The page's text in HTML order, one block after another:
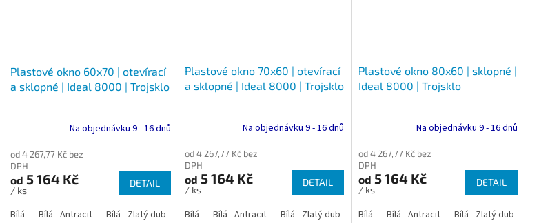
Bílá - Tmavý dub Bílá - Ořech Bílá - Mahagon Antracit Zlatý dub Tmavý dub Ořech Mahagon
Plastové okno 60x70 | otevírací
a sklopné | Ideal 8000 | Trojsklo
Na objednávku 9 - 16 dnů
od 4 267,77 Kč bez
DPH
od 5 164 Kč
/ ks
DETAIL
Bílá Bílá - Antracit Bílá - Zlatý dub Bílá - Tmavý dub Bílá - Ořech Bílá - Mahagon Antracit Zlatý dub Tmavý dub
Plastové okno 70x60 | otevírací
a sklopné | Ideal 8000 | Trojsklo
Na objednávku 9 - 16 dnů
od 4 267,77 Kč bez
DPH
od 5 164 Kč
/ ks
DETAIL
Bílá Bílá - Antracit Bílá - Zlatý dub Bílá - Tmavý dub Bílá - Ořech Bílá -
Plastové okno 80x60 | sklopné |
Ideal 8000 | Trojsklo
Na objednávku 9 - 16 dnů
od 4 267,77 Kč bez
DPH
od 5 164 Kč
/ ks
DETAIL
Bílá Bílá - Antracit Bílá - Zlatý dub